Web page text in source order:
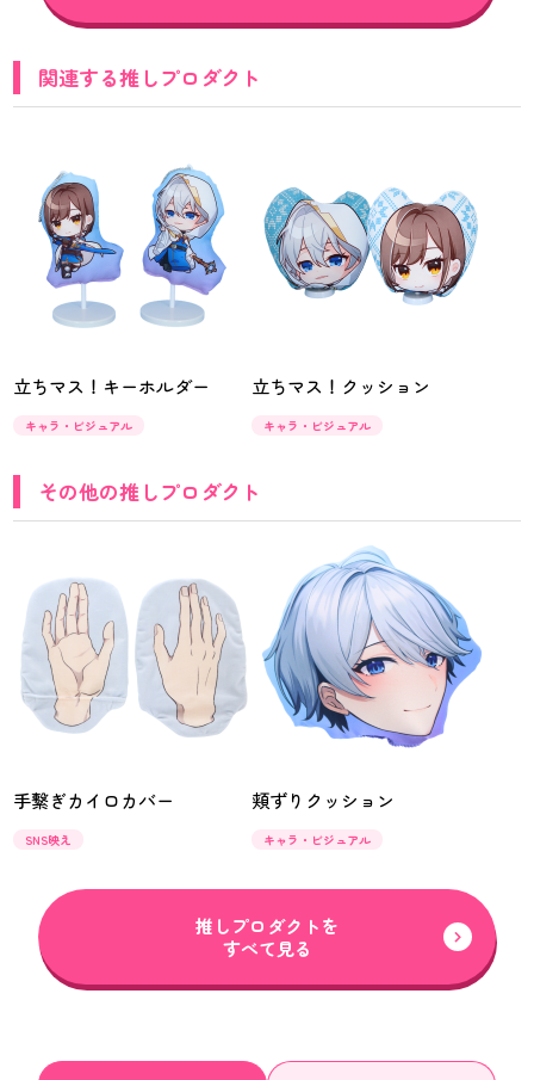
関連する推しプロダクト
立ちマス！キーホルダー
キャラ・ビジュアル
立ちマス！クッション
キャラ・ビジュアル
その他の推しプロダクト
手繋ぎカイロカバー
SNS映え
頬ずりクッション
キャラ・ビジュアル
推しプロダクトを
すべて見る